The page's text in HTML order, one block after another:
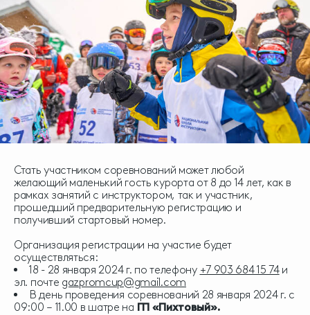
Стать участником соревнований может любой
желающий маленький гость курорта от 8 до 14 лет, как в
рамках занятий с инструктором, так и участник,
прошедший предварительную регистрацию и
получивший стартовый номер.
Организация регистрации на участие будет
осуществляться:
18 - 28 января 2024 г. по телефону +7 903 684 15 74и
эл. почте gazpromcup@gmail.com
В день проведения соревнований 28 января 2024 г. с
09:00 – 11.00 в шатре на ГП «Пихтовый».